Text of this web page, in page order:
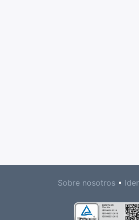
Sobre nosotros •